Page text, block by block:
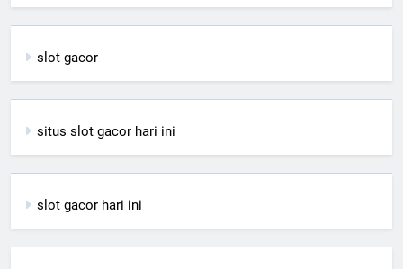
slot gacor
situs slot gacor hari ini
slot gacor hari ini